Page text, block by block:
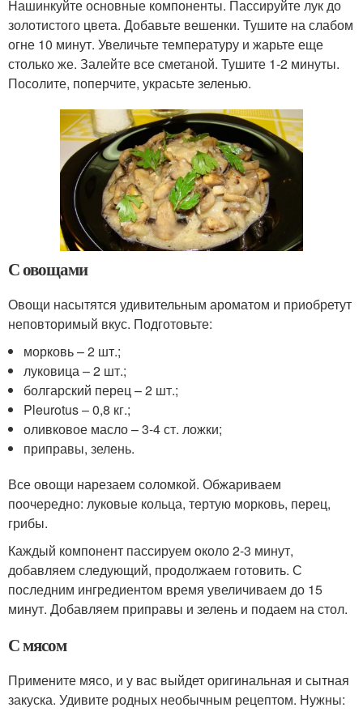
Нашинкуйте основные компоненты. Пассируйте лук до
золотистого цвета. Добавьте вешенки. Тушите на слабом
огне 10 минут. Увеличьте температуру и жарьте еще
столько же. Залейте все сметаной. Тушите 1-2 минуты.
Посолите, поперчите, украсьте зеленью.
С овощами
Овощи насытятся удивительным ароматом и приобретут
неповторимый вкус. Подготовьте:
морковь – 2 шт.;
луковица – 2 шт.;
болгарский перец – 2 шт.;
Pleurotus – 0,8 кг.;
оливковое масло – 3-4 ст. ложки;
приправы, зелень.
Все овощи нарезаем соломкой. Обжариваем
поочередно: луковые кольца, тертую морковь, перец,
грибы.
Каждый компонент пассируем около 2-3 минут,
добавляем следующий, продолжаем готовить. С
последним ингредиентом время увеличиваем до 15
минут. Добавляем приправы и зелень и подаем на стол.
С мясом
Примените мясо, и у вас выйдет оригинальная и сытная
закуска. Удивите родных необычным рецептом. Нужны: